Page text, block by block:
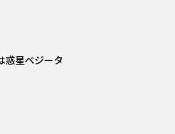
惑星ベジータ